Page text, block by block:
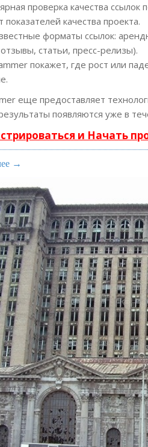
проверка качества
показателей качества проекта.
форматы ссылок:
статьи, пресс-релизы).
покажет, где рост или
еще предоставляет
появляются уже в
и Начать
→